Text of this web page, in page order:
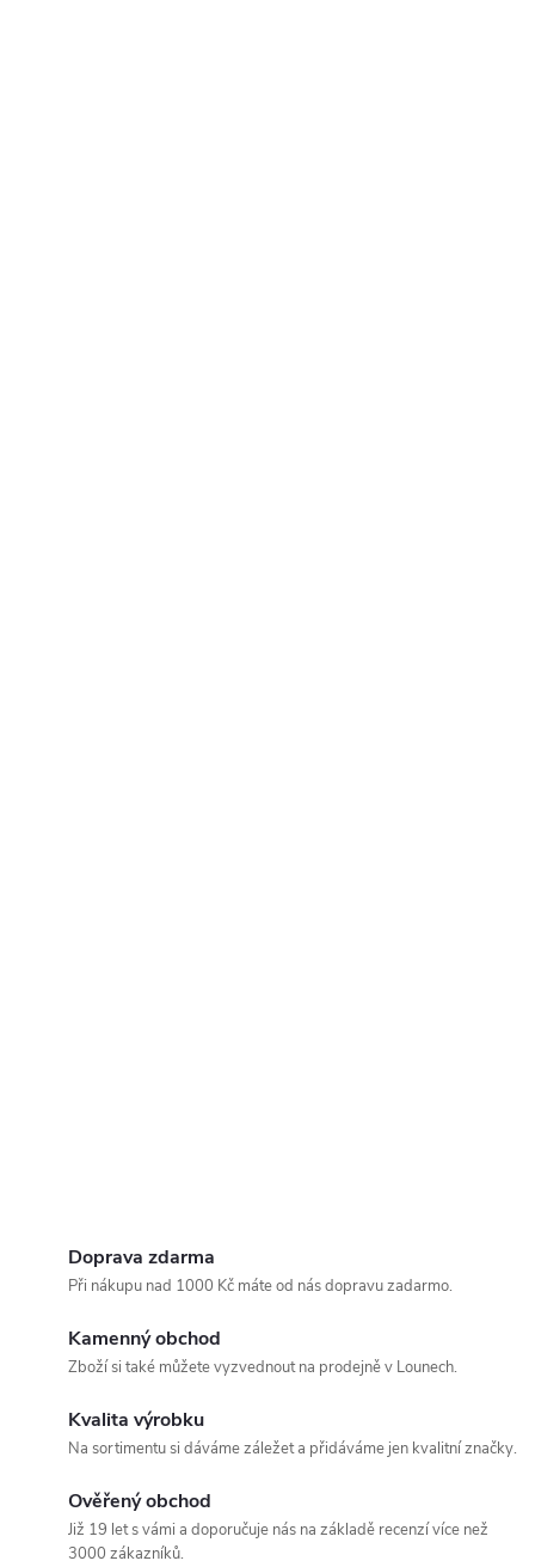
Doprava zdarma
Při nákupu nad 1000 Kč máte od nás dopravu zadarmo.
Kamenný obchod
Zboží si také můžete vyzvednout na prodejně v Lounech.
Kvalita výrobku
Na sortimentu si dáváme záležet a přidáváme jen kvalitní značky.
Ověřený obchod
Již 19 let s vámi a doporučuje nás na základě recenzí více než
3000 zákazníků.